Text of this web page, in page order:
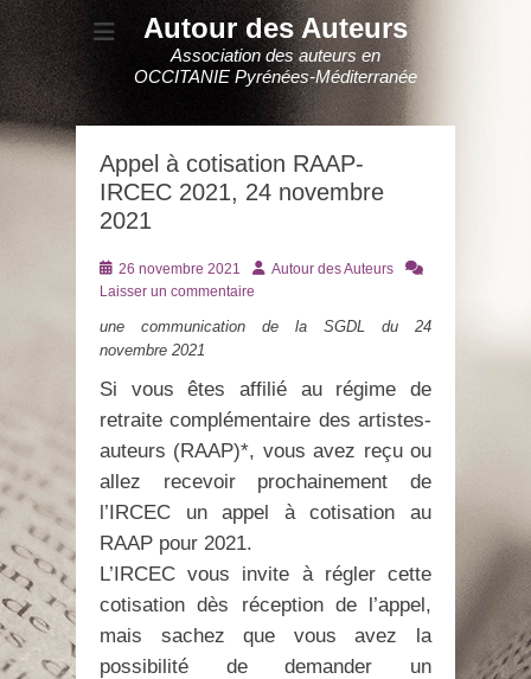
Autour des Auteurs
Association des auteurs en
OCCITANIE Pyrénées-Méditerranée
Appel à cotisation RAAP-
IRCEC 2021, 24 novembre
2021
Posté
le
26 novembre 2021 AuteurAutour des Auteurs
Laisser un commentaire
une communication de la SGDL du 24
novembre 2021
Si vous êtes affilié au régime de
retraite complémentaire des artistes-
auteurs (RAAP)*, vous avez reçu ou
allez recevoir prochainement de
l’IRCEC un appel à cotisation au
RAAP pour 2021.
L’IRCEC vous invite à régler cette
cotisation dès réception de l’appel,
mais sachez que vous avez la
possibilité de demander un